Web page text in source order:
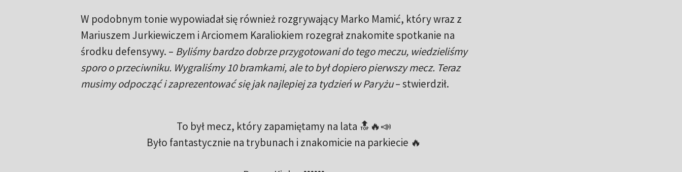
W podobnym tonie wypowiadał się również rozgrywający Marko Mamić, który wraz z
Mariuszem Jurkiewiczem i Arciomem Karaliokiem rozegrał znakomite spotkanie na
środku defensywy. – Byliśmy bardzo dobrze przygotowani do tego meczu, wiedzieliśmy
sporo o przeciwniku. Wygraliśmy 10 bramkami, ale to był dopiero pierwszy mecz. Teraz
musimy odpocząć i zaprezentować się jak najlepiej za tydzień w Paryżu– stwierdził.
To był mecz, który zapamiętamy na lata 🔝🔥📣
Było fantastycznie na trybunach i znakomicie na parkiecie 🔥